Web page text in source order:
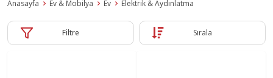
Anasayfa Ev & Mobilya Ev Elektrik & Aydınlatma
Filtre Sırala